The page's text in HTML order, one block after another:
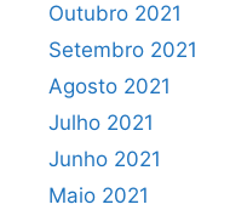
Outubro 2021
Setembro 2021
Agosto 2021
Julho 2021
Junho 2021
Maio 2021